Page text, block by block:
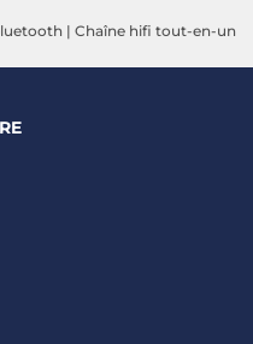
| Chaîne hifi tout-en-un